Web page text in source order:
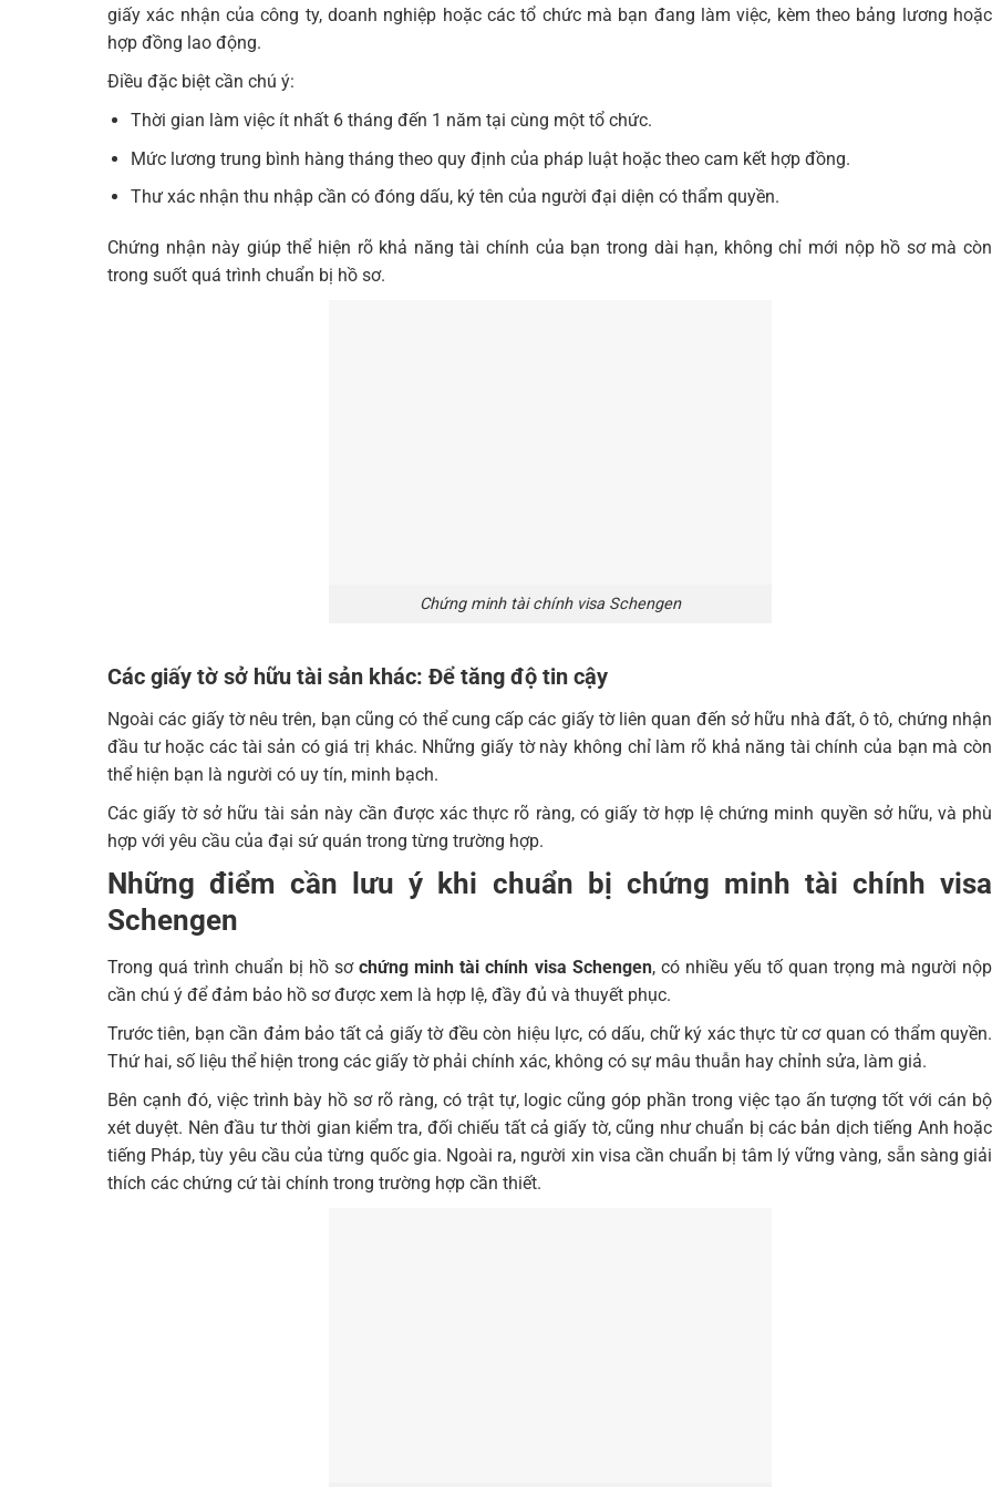
giấy xác nhận của công ty, doanh nghiệp hoặc các tổ chức mà bạn đang làm việc, kèm theo bảng lương hoặc
hợp đồng lao động.
Điều đặc biệt cần chú ý:
Thời gian làm việc ít nhất 6 tháng đến 1 năm tại cùng một tổ chức.
Mức lương trung bình hàng tháng theo quy định của pháp luật hoặc theo cam kết hợp đồng.
Thư xác nhận thu nhập cần có đóng dấu, ký tên của người đại diện có thẩm quyền.
Chứng nhận này giúp thể hiện rõ khả năng tài chính của bạn trong dài hạn, không chỉ mới nộp hồ sơ mà còn
trong suốt quá trình chuẩn bị hồ sơ.
Chứng minh tài chính visa Schengen
Các giấy tờ sở hữu tài sản khác: Để tăng độ tin cậy
Ngoài các giấy tờ nêu trên, bạn cũng có thể cung cấp các giấy tờ liên quan đến sở hữu nhà đất, ô tô, chứng nhận
đầu tư hoặc các tài sản có giá trị khác. Những giấy tờ này không chỉ làm rõ khả năng tài chính của bạn mà còn
thể hiện bạn là người có uy tín, minh bạch.
Các giấy tờ sở hữu tài sản này cần được xác thực rõ ràng, có giấy tờ hợp lệ chứng minh quyền sở hữu, và phù
hợp với yêu cầu của đại sứ quán trong từng trường hợp.
Những điểm cần lưu ý khi chuẩn bị chứng minh tài chính visa
Schengen
Trong quá trình chuẩn bị hồ sơchứng minh tài chính visa Schengen, có nhiều yếu tố quan trọng mà người nộp
cần chú ý để đảm bảo hồ sơ được xem là hợp lệ, đầy đủ và thuyết phục.
Trước tiên, bạn cần đảm bảo tất cả giấy tờ đều còn hiệu lực, có dấu, chữ ký xác thực từ cơ quan có thẩm quyền.
Thứ hai, số liệu thể hiện trong các giấy tờ phải chính xác, không có sự mâu thuẫn hay chỉnh sửa, làm giả.
Bên cạnh đó, việc trình bày hồ sơ rõ ràng, có trật tự, logic cũng góp phần trong việc tạo ấn tượng tốt với cán bộ
xét duyệt. Nên đầu tư thời gian kiểm tra, đối chiếu tất cả giấy tờ, cũng như chuẩn bị các bản dịch tiếng Anh hoặc
tiếng Pháp, tùy yêu cầu của từng quốc gia. Ngoài ra, người xin visa cần chuẩn bị tâm lý vững vàng, sẵn sàng giải
thích các chứng cứ tài chính trong trường hợp cần thiết.